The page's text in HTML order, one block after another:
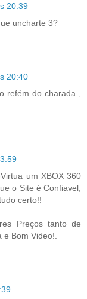
20:39
uncharte 3?
20:40
refém do charada ,
um XBOX 360
o Site é Confiavel,
certo!!
Preços tanto de
Bom Video!.